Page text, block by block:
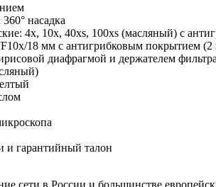
насадка
4х, 10х, 40xs, 100хs (масляный) с
18 мм с антигрибковым покрытием (2
диафрагмой и держателем фильтра
и гарантийный талон
сети в России и большинстве